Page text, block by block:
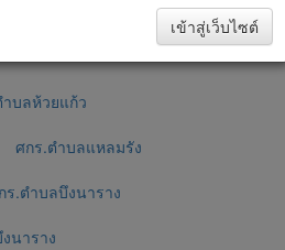
เข้าสู่เว็บไซต์
บลห้วยแก้ว
ศกร.ตำบลแหลมรัง
ร.ตำบลบึงนาราง
นาราง